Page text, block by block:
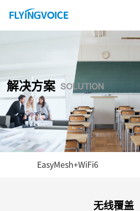
解决方案 SOLUTION
EasyMesh+WiFi6
无线覆盖